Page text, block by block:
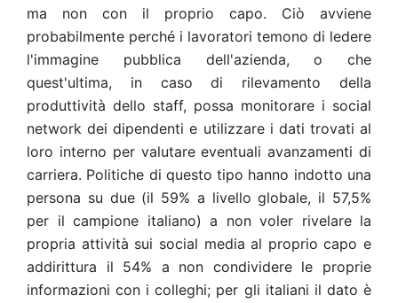
ma non con il proprio capo. Ciò avviene
probabilmente perché i lavoratori temono di ledere
l'immagine pubblica dell'azienda, o che
quest'ultima, in caso di rilevamento della
produttività dello staff, possa monitorare i social
network dei dipendenti e utilizzare i dati trovati al
loro interno per valutare eventuali avanzamenti di
carriera. Politiche di questo tipo hanno indotto una
persona su due (il 59% a livello globale, il 57,5%
per il campione italiano) a non voler rivelare la
propria attività sui social media al proprio capo e
addirittura il 54% a non condividere le proprie
informazioni con i colleghi; per gli italiani il dato è